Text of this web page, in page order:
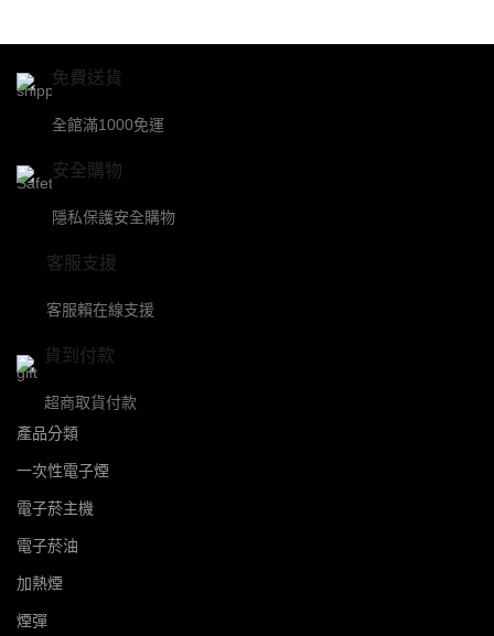
免費送貨
全館滿1000免運
安全購物
隱私保護安全購物
客服支援
客服賴在線支援
貨到付款
超商取貨付款
產品分類
一次性電子煙
電子菸主機
電子菸油
加熱煙
煙彈